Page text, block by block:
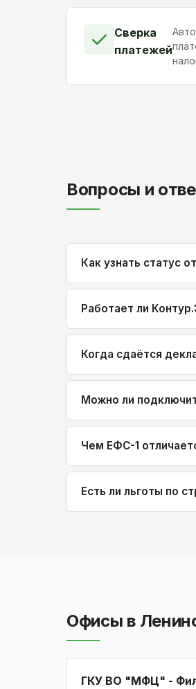
✓ Сверка
платежей
Вопросы и
Как узнать статус
Работает ли
Когда сдаётся
Можно ли
Чем ЕФС-1
Есть ли льготы по
Офисы в
ГКУ ВО "МФЦ" -